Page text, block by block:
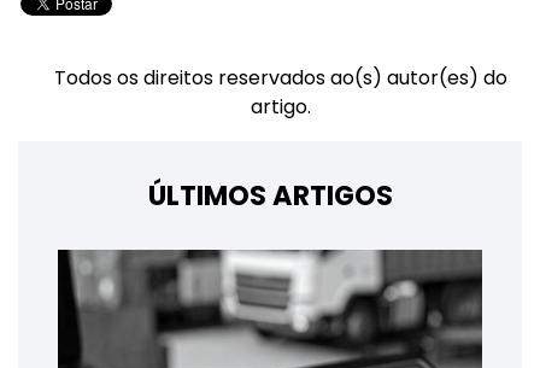
Todos os direitos reservados ao(s) autor(es) do
artigo.
ÚLTIMOS ARTIGOS